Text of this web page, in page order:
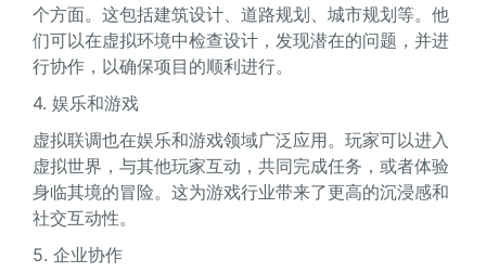
个方面。这包括建筑设计、道路规划、城市规划等。他
们可以在虚拟环境中检查设计，发现潜在的问题，并进
行协作，以确保项目的顺利进行。
4. 娱乐和游戏
虚拟联调也在娱乐和游戏领域广泛应用。玩家可以进入
虚拟世界，与其他玩家互动，共同完成任务，或者体验
身临其境的冒险。这为游戏行业带来了更高的沉浸感和
社交互动性。
5. 企业协作